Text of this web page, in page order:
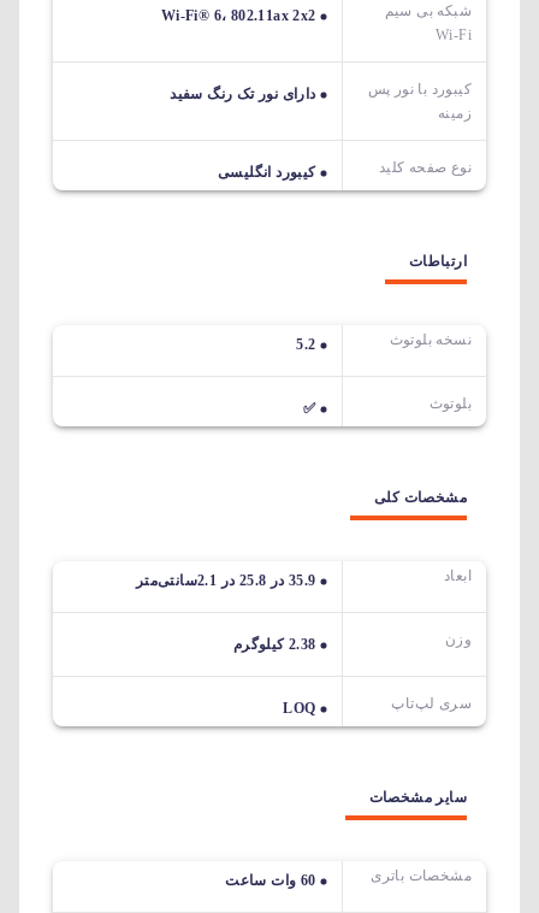
شبکه بی سیم
Wi-Fi
Wi-Fi® 6، 802.11ax 2x2
کیبورد با نور پس
زمینه
دارای نور تک رنگ سفید
نوع صفحه کلید کیبورد انگلیسی
ارتباطات
نسخه بلوتوث 5.2
بلوتوث ✅
مشخصات کلی
ابعاد 35.9 در 25.8 در 2.1سانتی‌متر
وزن 2.38 کیلوگرم
سری لپ‌تاپ LOQ
سایر مشخصات
مشخصات باتری 60 وات ساعت